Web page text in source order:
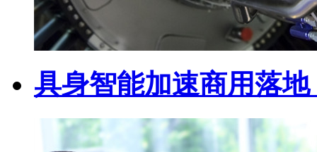
具身智能加速商用落